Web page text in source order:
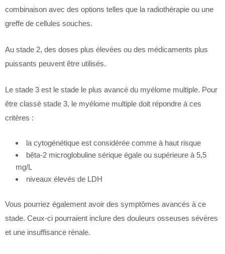
combinaison avec des options telles que la radiothérapie ou une
greffe de cellules souches.
Au stade 2, des doses plus élevées ou des médicaments plus
puissants peuvent être utilisés.
Le stade 3 est le stade le plus avancé du myélome multiple. Pour
être classé stade 3, le myélome multiple doit répondre à ces
critères :
la cytogénétique est considérée comme à haut risque
bêta-2 microglobuline sérique égale ou supérieure à 5,5
mg/L
niveaux élevés de LDH
Vous pourriez également avoir des symptômes avancés à ce
stade. Ceux-ci pourraient inclure des douleurs osseuses sévères
et une insuffisance rénale.